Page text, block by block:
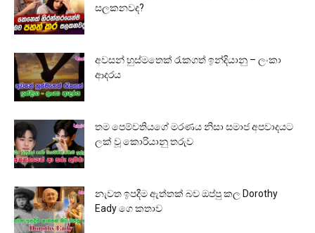
සලකනවද?
අවසන් හුස්මතෙක් රැකගත් ඉන්දියානු – ලංකා
ආදරය
තම පෙම්වතියගේ මරණය නිසා සමාජ අපවාදයට
ලක් වූ කොරියානු තරුව
නැවත ඉපදීම ඇත්තක් බව ඔප්පු කල Dorothy
Eady ගෙ කතාව